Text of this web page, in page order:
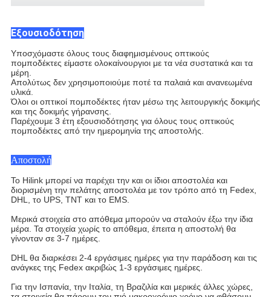
Εξουσιοδότηση
Υποσχόμαστε όλους τους διαφημισμένους οπτικούς
πομποδέκτες είμαστε ολοκαίνουργιοι με τα νέα συστατικά και τα
μέρη.
Απολύτως δεν χρησιμοποιούμε ποτέ τα παλαιά και ανανεωμένα
υλικά.
Όλοι οι οπτικοί πομποδέκτες ήταν μέσω της λειτουργικής δοκιμής
και της δοκιμής γήρανσης.
Παρέχουμε 3 έτη εξουσιοδότησης για όλους τους οπτικούς
πομποδέκτες από την ημερομηνία της αποστολής.
Αποστολή
Το Hilink μπορεί να παρέχει την και οι ίδιοι αποστολέα και
διορισμένη την πελάτης αποστολέα με τον τρόπο από τη Fedex,
DHL, το UPS, TNT και το EMS.
Μερικά στοιχεία στο απόθεμα μπορούν να σταλούν έξω την ίδια
μέρα. Τα στοιχεία χωρίς το απόθεμα, έπειτα η αποστολή θα
γίνονταν σε 3-7 ημέρες.
DHL θα διαρκέσει 2-4 εργάσιμες ημέρες για την παράδοση και τις
ανάγκες της Fedex ακριβώς 1-3 εργάσιμες ημέρες.
Για την Ισπανία, την Ιταλία, τη Βραζιλία και μερικές άλλες χώρες,